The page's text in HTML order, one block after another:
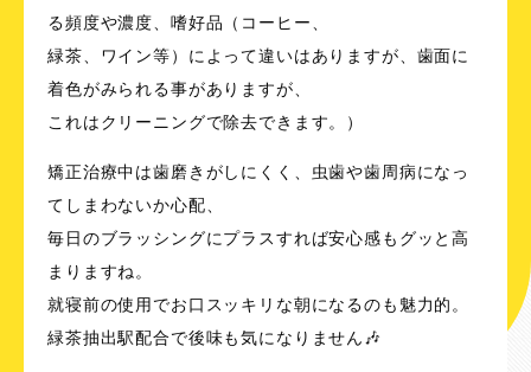
る頻度や濃度、嗜好品（コーヒー、
緑茶、ワイン等）によって違いはありますが、歯面に
着色がみられる事がありますが、
これはクリーニングで除去できます。）
矯正治療中は歯磨きがしにくく、虫歯や歯周病になっ
てしまわないか心配、
毎日のブラッシングにプラスすれば安心感もグッと高
まりますね。
就寝前の使用でお口スッキリな朝になるのも魅力的。
緑茶抽出駅配合で後味も気になりません🎶